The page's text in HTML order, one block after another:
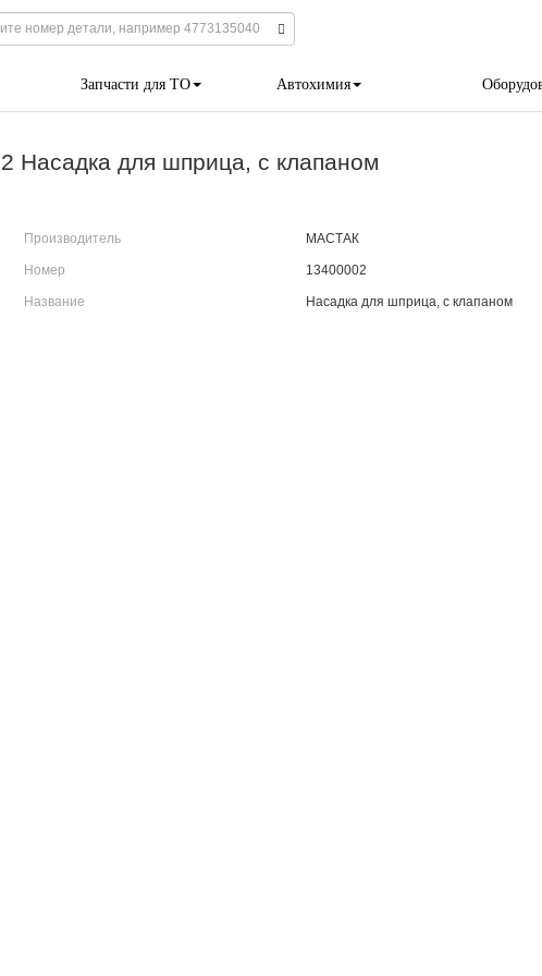
Запчасти для ТО Автохимия
Насадка для шприца, с клапаном
Производитель МАСТАК
Номер 13400002
Название Насадка для шприца, с клапаном